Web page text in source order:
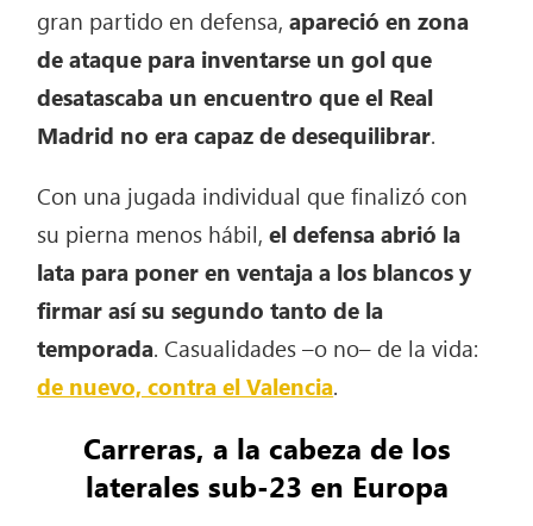
gran partido en defensa,apareció en zona
de ataque para inventarse un gol que
desatascaba un encuentro que el Real
Madrid no era capaz de desequilibrar.
Con una jugada individual que finalizó con
su pierna menos hábil,el defensa abrió la
lata para poner en ventaja a los blancos y
firmar así su segundo tanto de la
temporada. Casualidades –o no– de la vida:
de nuevo, contra el Valencia.
Carreras, a la cabeza de los
laterales sub-23 en Europa